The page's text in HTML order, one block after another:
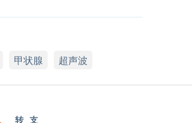
甲状腺 超声波
转 支